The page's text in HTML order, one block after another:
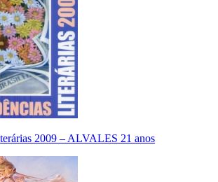
2009 – ALVALES 21 anos